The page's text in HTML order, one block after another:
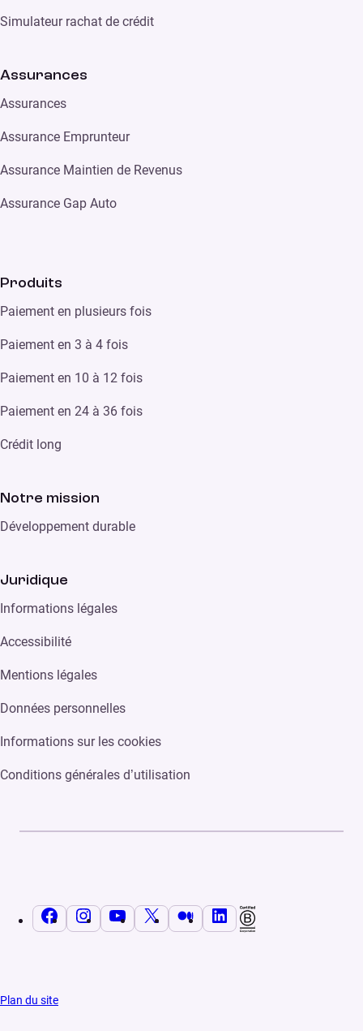
Simulateur rachat de crédit
Assurances
Assurances
Assurance Emprunteur
Assurance Maintien de Revenus
Assurance Gap Auto
Produits
Paiement en plusieurs fois
Paiement en 3 à 4 fois
Paiement en 10 à 12 fois
Paiement en 24 à 36 fois
Crédit long
Notre mission
Développement durable
Juridique
Informations légales
Accessibilité
Mentions légales
Données personnelles
Informations sur les cookies
Conditions générales d’utilisation
Plan du site
FacebookInstagramYouTube MediumLinkedIn